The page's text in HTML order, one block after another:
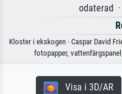
odaterad
Kloster i ekskogen · Caspar David
fotopapper,
Visa i 3D/AR